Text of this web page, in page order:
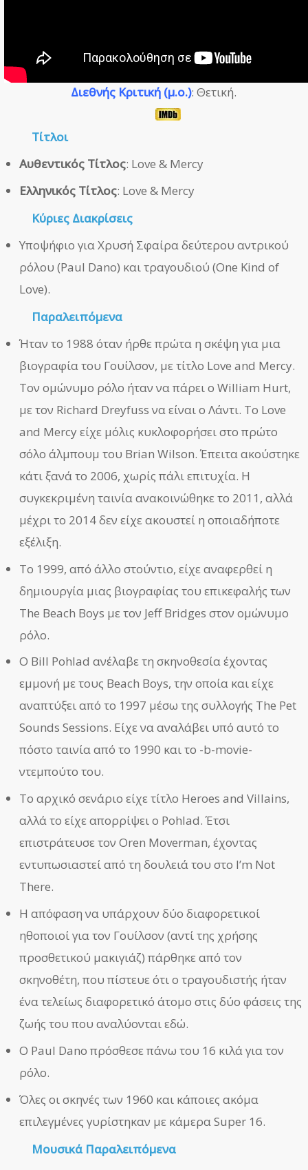
Διεθνής Κριτική (μ.ο.): Θετική.
Τίτλοι
Αυθεντικός Τίτλος: Love & Mercy
Ελληνικός Τίτλος: Love & Mercy
Κύριες Διακρίσεις
Υποψήφιο για Χρυσή Σφαίρα δεύτερου αντρικού
ρόλου (Paul Dano) και τραγουδιού (One Kind of
Love).
Παραλειπόμενα
Ήταν το 1988 όταν ήρθε πρώτα η σκέψη για μια
βιογραφία του Γουίλσον, με τίτλο Love and Mercy.
Τον ομώνυμο ρόλο ήταν να πάρει ο William Hurt,
με τον Richard Dreyfuss να είναι ο Λάντι. Το Love
and Mercy είχε μόλις κυκλοφορήσει στο πρώτο
σόλο άλμπουμ του Brian Wilson. Έπειτα ακούστηκε
κάτι ξανά το 2006, χωρίς πάλι επιτυχία. Η
συγκεκριμένη ταινία ανακοινώθηκε το 2011, αλλά
μέχρι το 2014 δεν είχε ακουστεί η οποιαδήποτε
εξέλιξη.
Το 1999, από άλλο στούντιο, είχε αναφερθεί η
δημιουργία μιας βιογραφίας του επικεφαλής των
The Beach Boys με τον Jeff Bridges στον ομώνυμο
ρόλο.
Ο Bill Pohlad ανέλαβε τη σκηνοθεσία έχοντας
εμμονή με τους Beach Boys, την οποία και είχε
αναπτύξει από το 1997 μέσω της συλλογής The Pet
Sounds Sessions. Είχε να αναλάβει υπό αυτό το
πόστο ταινία από το 1990 και το -b-movie-
ντεμπούτο του.
Το αρχικό σενάριο είχε τίτλο Heroes and Villains,
αλλά το είχε απορρίψει ο Pohlad. Έτσι
επιστράτευσε τον Oren Moverman, έχοντας
εντυπωσιαστεί από τη δουλειά του στο I’m Not
There.
Η απόφαση να υπάρχουν δύο διαφορετικοί
ηθοποιοί για τον Γουίλσον (αντί της χρήσης
προσθετικού μακιγιάζ) πάρθηκε από τον
σκηνοθέτη, που πίστευε ότι ο τραγουδιστής ήταν
ένα τελείως διαφορετικό άτομο στις δύο φάσεις της
ζωής του που αναλύονται εδώ.
Ο Paul Dano πρόσθεσε πάνω του 16 κιλά για τον
ρόλο.
Όλες οι σκηνές των 1960 και κάποιες ακόμα
επιλεγμένες γυρίστηκαν με κάμερα Super 16.
Μουσικά Παραλειπόμενα